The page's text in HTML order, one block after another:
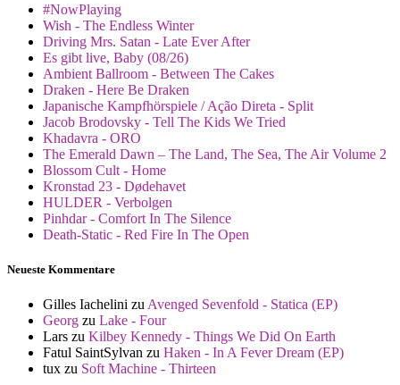
#NowPlaying
Wish - The Endless Winter
Driving Mrs. Satan - Late Ever After
Es gibt live, Baby (08/26)
Ambient Ballroom - Between The Cakes
Draken - Here Be Draken
Japanische Kampfhörspiele / Ação Direta - Split
Jacob Brodovsky - Tell The Kids We Tried
Khadavra - ORO
The Emerald Dawn – The Land, The Sea, The Air Volume 2
Blossom Cult - Home
Kronstad 23 - Dødehavet
HULDER - Verbolgen
Pinhdar - Comfort In The Silence
Death-Static - Red Fire In The Open
Neueste Kommentare
Gilles Iachelini zu Avenged Sevenfold - Statica (EP)
Georg zu Lake - Four
Lars zu Kilbey Kennedy - Things We Did On Earth
Fatul SaintSylvan zu Haken - In A Fever Dream (EP)
tux zu Soft Machine - Thirteen